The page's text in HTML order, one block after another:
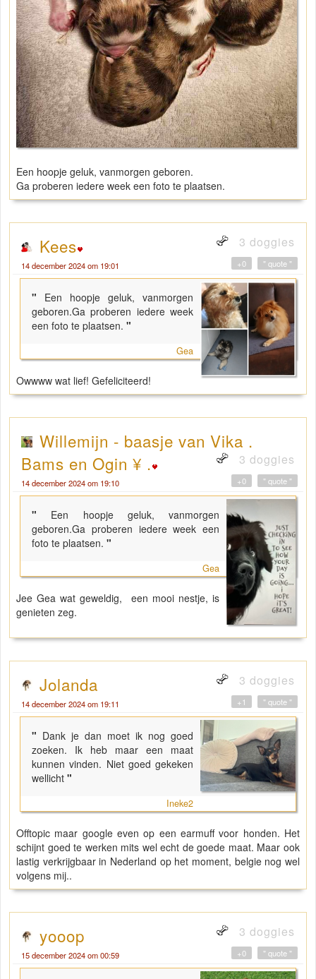
Een hoopje geluk, vanmorgen geboren.
Ga proberen iedere week een foto te plaatsen.
Kees 3 doggies
14 december 2024 om 19:01 " quote "
+0
" Een hoopje geluk, vanmorgen
geboren.Ga proberen iedere week
een foto te plaatsen. "
Gea
Owwww wat lief! Gefeliciteerd!
Willemijn - baasje van Vika .
Bams en Ogin ¥ .
3 doggies
14 december 2024 om 19:10 " quote "
+0
" Een hoopje geluk, vanmorgen
geboren.Ga proberen iedere week een
foto te plaatsen. "
Gea
Jee Gea wat geweldig, een mooi nestje, is
genieten zeg.
Jolanda 3 doggies
14 december 2024 om 19:11 " quote "
+1
" Dank je dan moet ik nog goed
zoeken. Ik heb maar een maat
kunnen vinden. Niet goed gekeken
wellicht "
Ineke2
Offtopic maar google even op een earmuff voor honden. Het
schijnt goed te werken mits wel echt de goede maat. Maar ook
lastig verkrijgbaar in Nederland op het moment, belgie nog wel
volgens mij..
yooop 3 doggies
15 december 2024 om 00:59 " quote "
+0